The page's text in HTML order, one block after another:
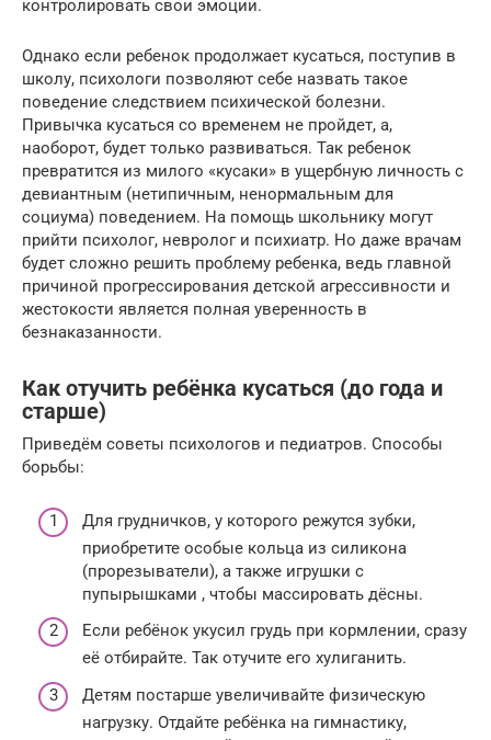
контролировать свои эмоции.
Однако если ребенок продолжает кусаться, поступив в
школу, психологи позволяют себе назвать такое
поведение следствием психической болезни.
Привычка кусаться со временем не пройдет, а,
наоборот, будет только развиваться. Так ребенок
превратится из милого «кусаки» в ущербную личность с
девиантным (нетипичным, ненормальным для
социума) поведением. На помощь школьнику могут
прийти психолог, невролог и психиатр. Но даже врачам
будет сложно решить проблему ребенка, ведь главной
причиной прогрессирования детской агрессивности и
жестокости является полная уверенность в
безнаказанности.
Как отучить ребёнка кусаться (до года и
старше)
Приведём советы психологов и педиатров. Способы
борьбы:
Для грудничков, у которого режутся зубки,
приобретите особые кольца из силикона
(прорезыватели), а также игрушки с
пупырышками , чтобы массировать дёсны.
Если ребёнок укусил грудь при кормлении, сразу
её отбирайте. Так отучите его хулиганить.
Детям постарше увеличивайте физическую
нагрузку. Отдайте ребёнка на гимнастику,